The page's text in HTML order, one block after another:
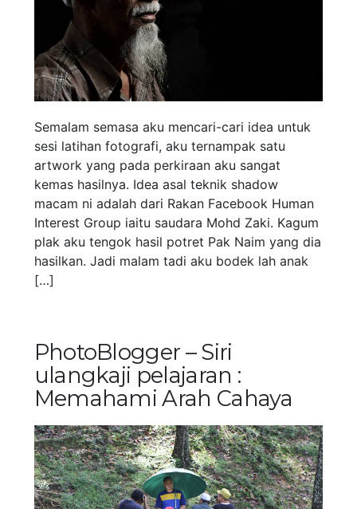
Semalam semasa aku mencari-cari idea untuk
sesi latihan fotografi, aku ternampak satu
artwork yang pada perkiraan aku sangat
kemas hasilnya. Idea asal teknik shadow
macam ni adalah dari Rakan Facebook Human
Interest Group iaitu saudara Mohd Zaki. Kagum
plak aku tengok hasil potret Pak Naim yang dia
hasilkan. Jadi malam tadi aku bodek lah anak
[…]
PhotoBlogger – Siri
ulangkaji pelajaran :
Memahami Arah Cahaya